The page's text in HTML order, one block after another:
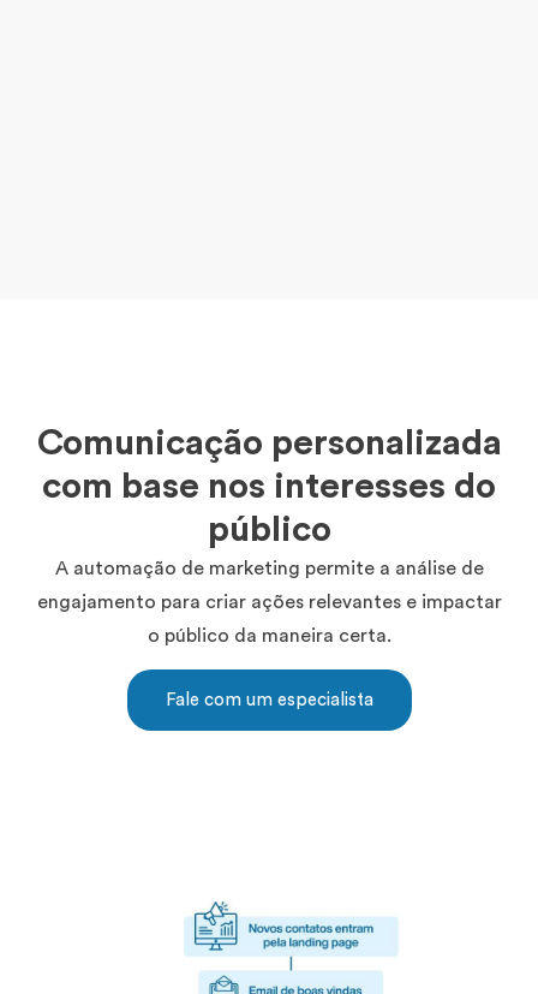
Comunicação personalizada
com base nos interesses do
público
A automação de marketing permite a análise de
engajamento para criar ações relevantes e impactar
o público da maneira certa.
Fale com um especialista